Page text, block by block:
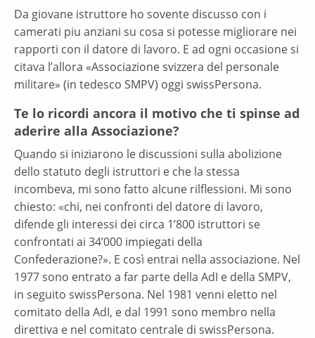
Da giovane istruttore ho sovente discusso con i
camerati piu anziani su cosa si potesse migliorare nei
rapporti con il datore di lavoro. E ad ogni occasione si
citava l’allora «Associazione svizzera del personale
militare» (in tedesco SMPV) oggi swissPersona.
Te lo ricordi ancora il motivo che ti spinse ad
aderire alla Associazione?
Quando si iniziarono le discussioni sulla abolizione
dello statuto degli istruttori e che la stessa
incombeva, mi sono fatto alcune rilflessioni. Mi sono
chiesto: «chi, nei confronti del datore di lavoro,
difende gli interessi dei circa 1’800 istruttori se
confrontati ai 34’000 impiegati della
Confederazione?». E così entrai nella associazione. Nel
1977 sono entrato a far parte della AdI e della SMPV,
in seguito swissPersona. Nel 1981 venni eletto nel
comitato della AdI, e dal 1991 sono membro nella
direttiva e nel comitato centrale di swissPersona.